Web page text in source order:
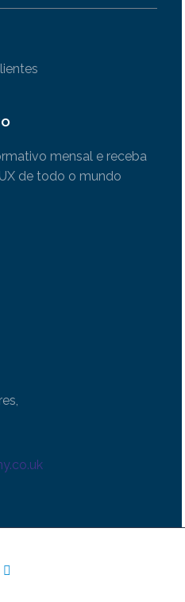
mensal e receba
de todo o mundo